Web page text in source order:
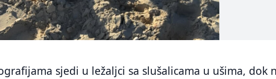
sjedi u ležaljci sa slušalicama u ušima, dok